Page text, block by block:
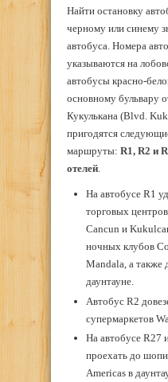
Найти остановку
черному или синему
автобуса. Номера
указываются на
автобусы красно-
основному бульвару
Кукулькана (Blvd.
пригодятся
маршруты: R1, R2 и
отелей
На автобусе R1
торговых
Cancun и
ночных клубов
Mandala, а также
даунтауне.
Автобус R2
супермаркетов
На автобусе R27
проехать до
Americas в